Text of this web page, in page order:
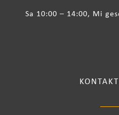
Sa 10:00 – 14:00, Mi